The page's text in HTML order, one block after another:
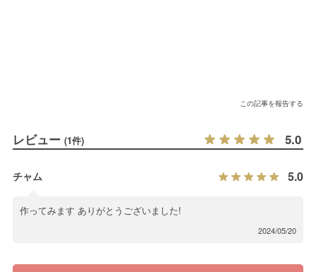
この記事を報告する
レビュー (1件) 5.0
チャム 5.0
作ってみます ありがとうございました!
2024/05/20